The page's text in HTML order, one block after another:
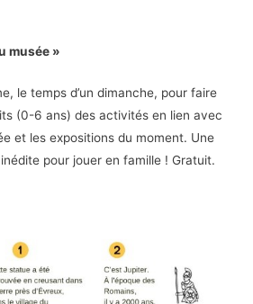
musée »
le temps d’un dimanche, pour faire
(0-6 ans) des activités en lien avec
et les expositions du moment. Une
pour jouer en famille ! Gratuit.